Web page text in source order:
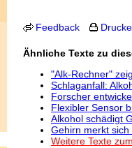
Feedback
Ähnliche Texte zu
"Alk-Rechner"
Schlaganfall:
Forscher
Flexibler Sensor
Alkohol schädigt
Gehirn merkt
Weitere Texte